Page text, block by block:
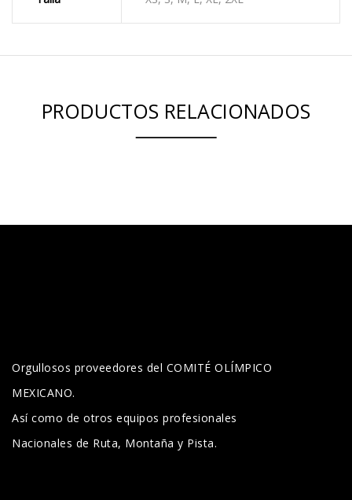
PRODUCTOS RELACIONADOS
Orgullosos proveedores del COMITÉ OLÍMPICO
MEXICANO.
Así como de otros equipos profesionales
Nacionales de Ruta, Montaña y Pista.